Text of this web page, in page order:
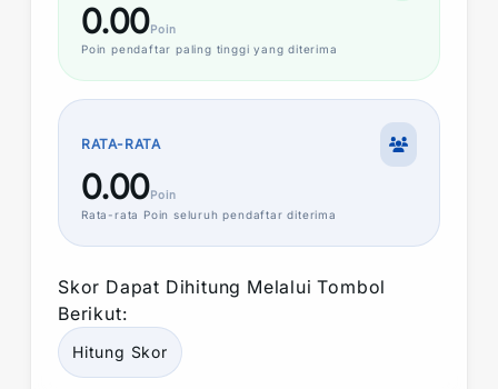
0.00Poin
Poin pendaftar paling tinggi yang diterima
RATA-RATA
0.00Poin
Rata-rata Poin seluruh pendaftar diterima
Skor Dapat Dihitung Melalui Tombol
Berikut:
Hitung Skor